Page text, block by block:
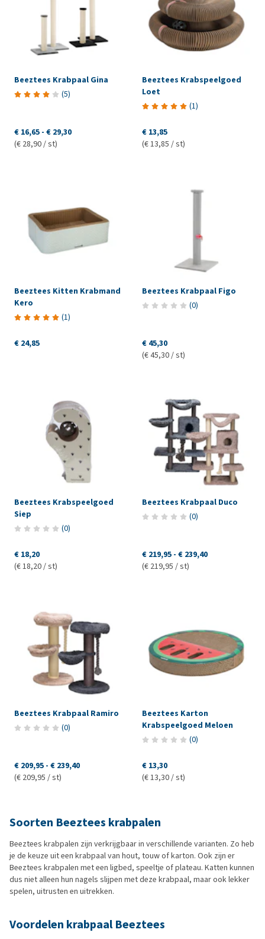
Beeztees Krabpaal Gina
(5)
€ 16,65 - € 29,30
(€ 28,90 / st)
Beeztees Krabspeelgoed
Loet
(1)
€ 13,85
(€ 13,85 / st)
Beeztees Kitten Krabmand
Kero
(1)
€ 24,85
Beeztees Krabpaal Figo
(0)
€ 45,30
(€ 45,30 / st)
Beeztees Krabspeelgoed
Siep
(0)
€ 18,20
(€ 18,20 / st)
Beeztees Krabpaal Duco
(0)
€ 219,95 - € 239,40
(€ 219,95 / st)
Beeztees Krabpaal Ramiro
(0)
€ 209,95 - € 239,40
(€ 209,95 / st)
Beeztees Karton
Krabspeelgoed Meloen
(0)
€ 13,30
(€ 13,30 / st)
Soorten Beeztees krabpalen
Beeztees krabpalen zijn verkrijgbaar in verschillende varianten. Zo heb
je de keuze uit een krabpaal van hout, touw of karton. Ook zijn er
Beeztees krabpalen met een ligbed, speeltje of plateau. Katten kunnen
dus niet alleen hun nagels slijpen met deze krabpaal, maar ook lekker
spelen, uitrusten en uitrekken.
Voordelen krabpaal Beeztees